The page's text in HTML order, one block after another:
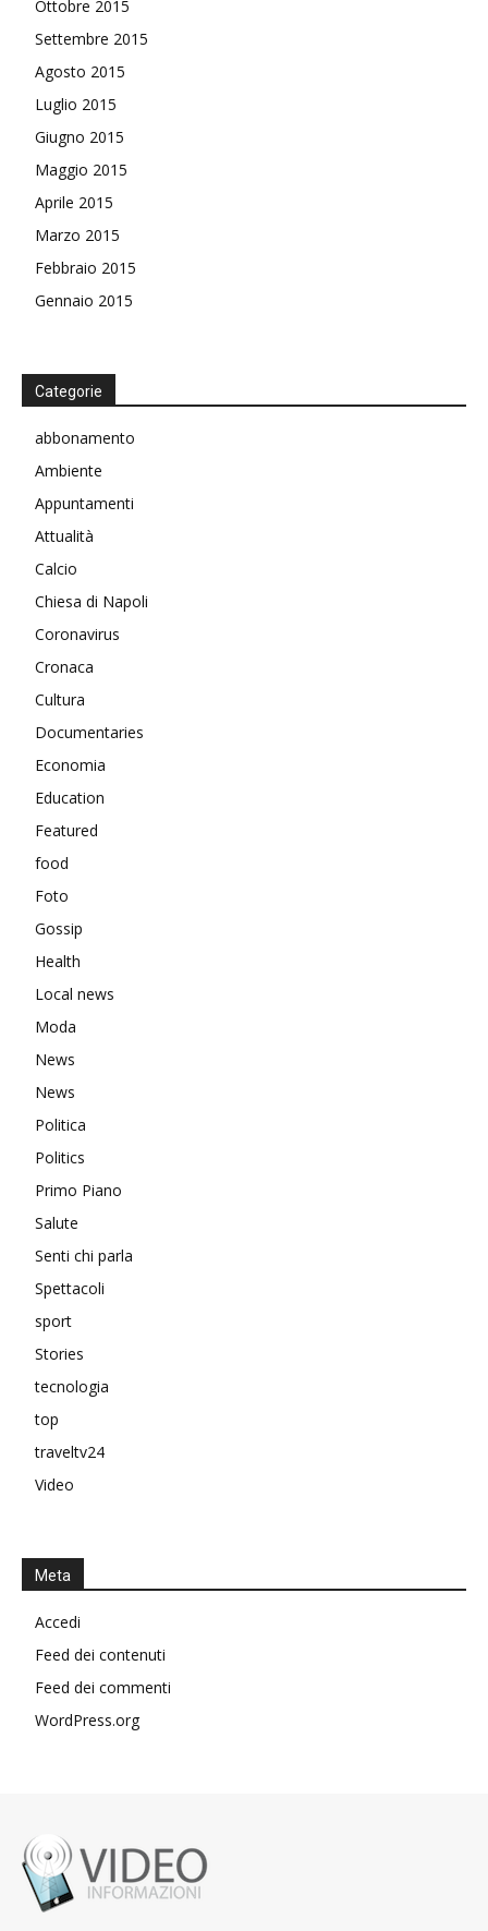
Ottobre 2015
Settembre 2015
Agosto 2015
Luglio 2015
Giugno 2015
Maggio 2015
Aprile 2015
Marzo 2015
Febbraio 2015
Gennaio 2015
Categorie
abbonamento
Ambiente
Appuntamenti
Attualità
Calcio
Chiesa di Napoli
Coronavirus
Cronaca
Cultura
Documentaries
Economia
Education
Featured
food
Foto
Gossip
Health
Local news
Moda
News
News
Politica
Politics
Primo Piano
Salute
Senti chi parla
Spettacoli
sport
Stories
tecnologia
top
traveltv24
Video
Meta
Accedi
Feed dei contenuti
Feed dei commenti
WordPress.org